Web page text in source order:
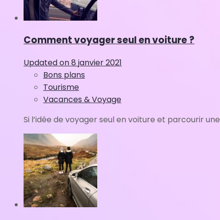
Comment voyager seul en voiture ?
Updated on8 janvier 2021
Bons plans
Tourisme
Vacances & Voyage
Si l’idée de voyager seul en voiture et parcourir